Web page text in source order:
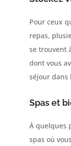
Pour ceux
repas,
se trouvent
dont vous
séjour dans
Spas et
À quelques
spas où